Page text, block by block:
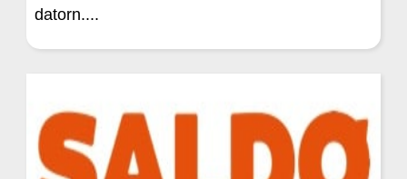
datorn....